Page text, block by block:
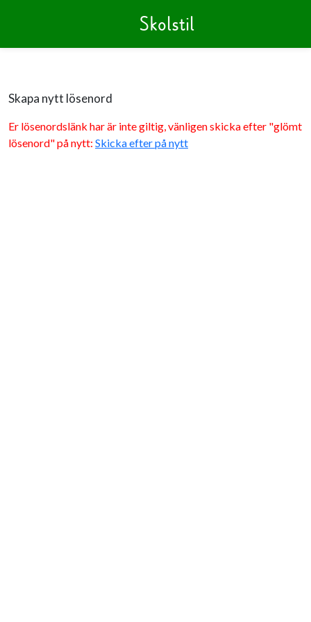
Skolstil
Skapa nytt lösenord
Er lösenordslänk har är inte giltig, vänligen skicka efter "glömt
lösenord" på nytt: Skicka efter på nytt